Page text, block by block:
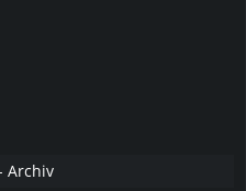
Archiv